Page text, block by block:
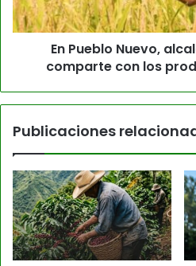
En Pueblo Nuevo,
comparte con los
Publicaciones